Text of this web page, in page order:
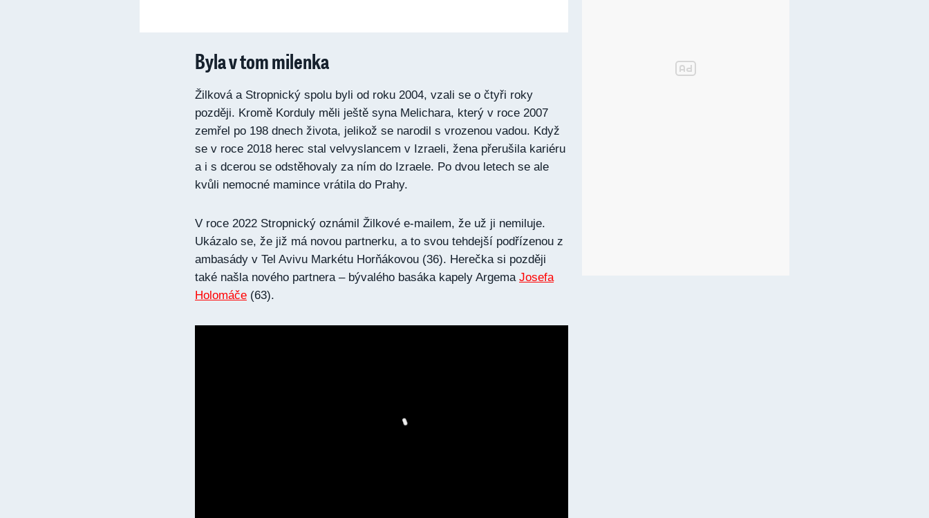
Byla v tom milenka
Žilková a Stropnický spolu byli od roku 2004, vzali se o čtyři roky
později. Kromě Korduly měli ještě syna Melichara, který v roce 2007
zemřel po 198 dnech života, jelikož se narodil s vrozenou vadou. Když
se v roce 2018 herec stal velvyslancem v Izraeli, žena přerušila kariéru
a i s dcerou se odstěhovaly za ním do Izraele. Po dvou letech se ale
kvůli nemocné mamince vrátila do Prahy.
V roce 2022 Stropnický oznámil Žilkové e-mailem, že už ji nemiluje.
Ukázalo se, že již má novou partnerku, a to svou tehdejší podřízenou z
ambasády v Tel Avivu Markétu Horňákovou (36). Herečka si později
také našla nového partnera – bývalého basáka kapely Argema Josefa
Holomáče (63).